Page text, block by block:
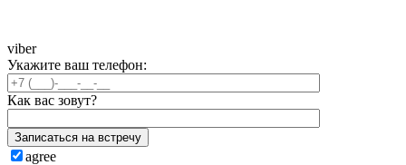
viber
Укажите ваш телефон:
Как вас зовут?
Записаться на встречу
agree